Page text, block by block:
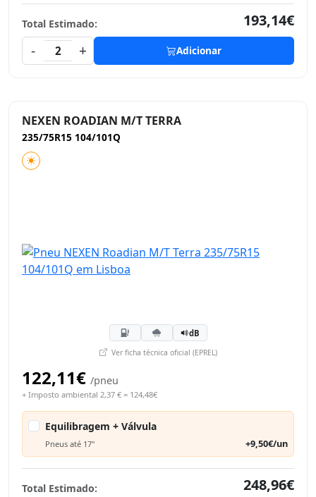
Total Estimado:
193,14€
-
2 + Adicionar
NEXEN ROADIAN M/T TERRA
235/75R15 104/101Q
dB
Ver ficha técnica oficial (EPREL)
122,11€ /pneu
+ Imposto ambiental 2,37 € = 124,48€
Equilibragem + Válvula
Pneus até 17" +9,50€/un
Total Estimado:
248,96€